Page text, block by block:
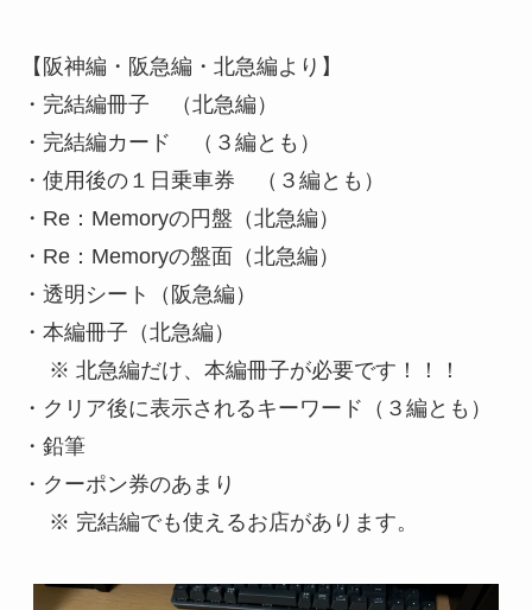
【阪神編・阪急編・北急編より】
・完結編冊子 （北急編）
・完結編カード （３編とも）
・使用後の１日乗車券 （３編とも）
・Re：Memoryの円盤（北急編）
・Re：Memoryの盤面（北急編）
・透明シート（阪急編）
・本編冊子（北急編）
※ 北急編だけ、本編冊子が必要です！！！
・クリア後に表示されるキーワード（３編とも）
・鉛筆
・クーポン券のあまり
※ 完結編でも使えるお店があります。